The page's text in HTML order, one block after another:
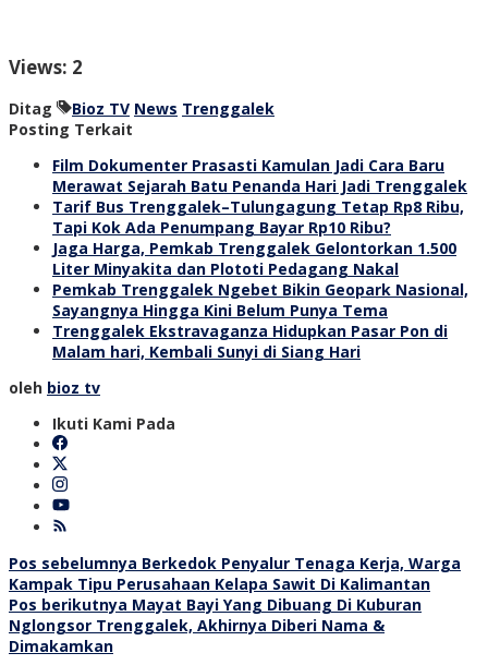
Views: 2
Ditag Bioz TV News Trenggalek
Posting Terkait
Film Dokumenter Prasasti Kamulan Jadi Cara Baru
Merawat Sejarah Batu Penanda Hari Jadi Trenggalek
Tarif Bus Trenggalek–Tulungagung Tetap Rp8 Ribu,
Tapi Kok Ada Penumpang Bayar Rp10 Ribu?
Jaga Harga, Pemkab Trenggalek Gelontorkan 1.500
Liter Minyakita dan Plototi Pedagang Nakal
Pemkab Trenggalek Ngebet Bikin Geopark Nasional,
Sayangnya Hingga Kini Belum Punya Tema
Trenggalek Ekstravaganza Hidupkan Pasar Pon di
Malam hari, Kembali Sunyi di Siang Hari
oleh bioz tv
Ikuti Kami Pada
Navigasi
pos
Pos sebelumnya Berkedok Penyalur Tenaga Kerja, Warga
Kampak Tipu Perusahaan Kelapa Sawit Di Kalimantan
Pos berikutnya Mayat Bayi Yang Dibuang Di Kuburan
Nglongsor Trenggalek, Akhirnya Diberi Nama &
Dimakamkan